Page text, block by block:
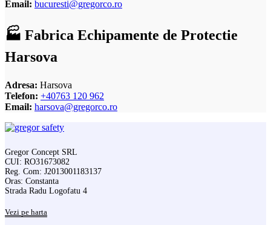
Email: bucuresti@gregorco.ro
🏭 Fabrica Echipamente de Protectie
Harsova
Adresa: Harsova
Telefon: +40763 120 962
Email: harsova@gregorco.ro
Gregor Concept SRL
CUI: RO31673082
Reg. Com: J2013001183137
Oras: Constanta
Strada Radu Logofatu 4
Vezi pe harta